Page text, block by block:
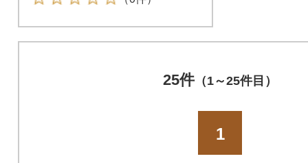
25件（1～25件目）
1